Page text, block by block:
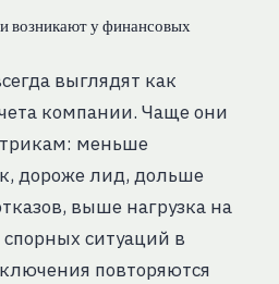
возникают у финансовых
выглядят как
компании. Чаще они
меньше
дороже лид, дольше
выше нагрузка на
ситуаций в
повторяются